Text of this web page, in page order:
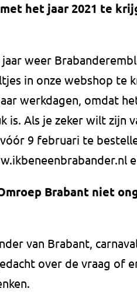
het jaar 2021 te
weer
in onze webshop te
werkdagen, omdat
is. Als je zeker wilt zijn
9 februari te
Brabant niet
van Brabant,
over de vraag of